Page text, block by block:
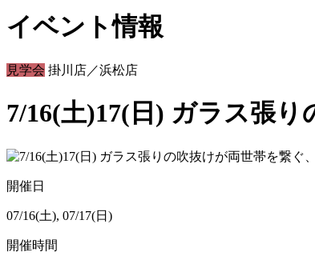
イベント情報
見学会 掛川店／浜松店
7/16(土)17(日) ガラス張
開催日
07/16(土), 07/17(日)
開催時間